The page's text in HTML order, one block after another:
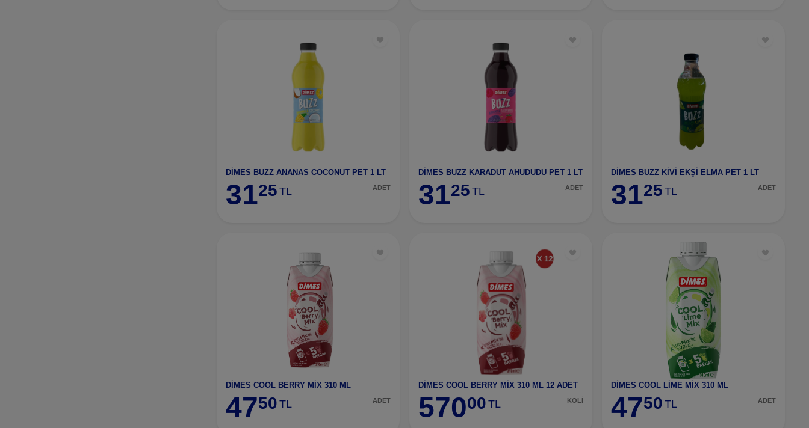
DİMES BUZZ ANANAS COCONUT PET 1 LT
3125 TL ADET
DİMES BUZZ KARADUT AHUDUDU PET 1 LT
3125 TL ADET
DİMES BUZZ KİVİ EKŞİ ELMA PET 1 LT
3125 TL ADET
DİMES COOL BERRY MİX 310 ML
4750 TL ADET
DİMES COOL BERRY MİX 310 ML 12 ADET
57000 TL KOLİ
DİMES COOL LİME MİX 310 ML
4750 TL ADET